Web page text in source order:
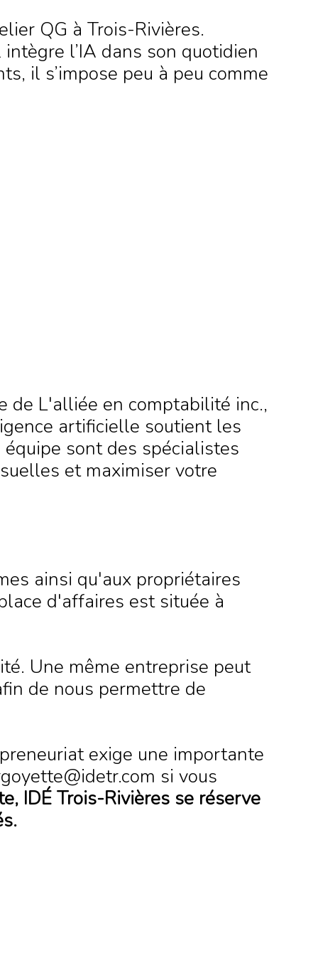
QG à Trois-Rivières.
l’IA dans son quotidien
il s’impose peu à peu comme
de L'alliée en comptabilité inc.,
artificielle soutient les
sont des spécialistes
et maximiser votre
ainsi qu'aux propriétaires
d'affaires est située à
Une même entreprise peut
de nous permettre de
exige une importante
si vous
IDÉ Trois-Rivières se réserve